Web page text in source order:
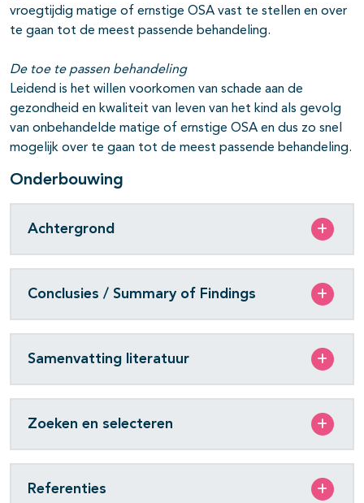
vroegtijdig matige of ernstige OSA vast te stellen en over
te gaan tot de meest passende behandeling.
De toe te passen behandeling
Leidend is het willen voorkomen van schade aan de
gezondheid en kwaliteit van leven van het kind als gevolg
van onbehandelde matige of ernstige OSA en dus zo snel
mogelijk over te gaan tot de meest passende behandeling.
Onderbouwing
Achtergrond
Conclusies / Summary of Findings
Samenvatting literatuur
Zoeken en selecteren
Referenties